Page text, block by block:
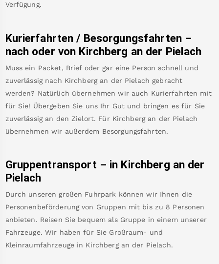
Verfügung.
Kurierfahrten / Besorgungsfahrten –
nach oder von Kirchberg an der Pielach
Muss ein Packet, Brief oder gar eine Person schnell und
zuverlässig nach Kirchberg an der Pielach gebracht
werden? Natürlich übernehmen wir auch Kurierfahrten mit
für Sie! Übergeben Sie uns Ihr Gut und bringen es für Sie
zuverlässig an den Zielort. Für Kirchberg an der Pielach
übernehmen wir außerdem Besorgungsfahrten.
Gruppentransport – in Kirchberg an der
Pielach
Durch unseren großen Fuhrpark können wir Ihnen die
Personenbeförderung von Gruppen mit bis zu 8 Personen
anbieten. Reisen Sie bequem als Gruppe in einem unserer
Fahrzeuge. Wir haben für Sie Großraum- und
Kleinraumfahrzeuge in Kirchberg an der Pielach.